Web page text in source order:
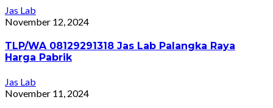
Jas Lab
November 12, 2024
TLP/WA 08129291318 Jas Lab Palangka Raya
Harga Pabrik
Jas Lab
November 11, 2024